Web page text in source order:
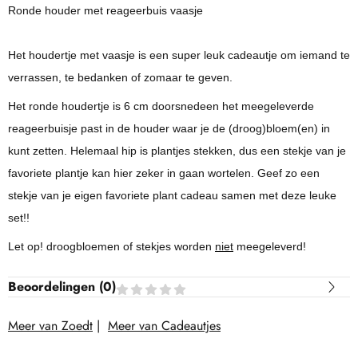
Ronde houder met reageerbuis vaasje
Het houdertje met vaasje is een super leuk cadeautje om iemand te
verrassen, te bedanken of zomaar te geven.
Het ronde houdertje is 6 cm doorsnedeen het meegeleverde
reageerbuisje past in de houder waar je de (droog)bloem(en) in
kunt zetten. Helemaal hip is plantjes stekken, dus een stekje van je
favoriete plantje kan hier zeker in gaan wortelen. Geef zo een
stekje van je eigen favoriete plant cadeau samen met deze leuke
set!!
Let op! droogbloemen of stekjes worden niet meegeleverd!
Beoordelingen (0)
Meer van Zoedt | Meer van Cadeautjes